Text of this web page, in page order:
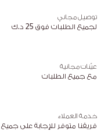
توصيل مجاني
لجميع الطلبات فوق 25 د.ك
عيّنات مجانية
مع جميع الطلبات
خدمة العملاء
فريقنا متوفر للإجابة على